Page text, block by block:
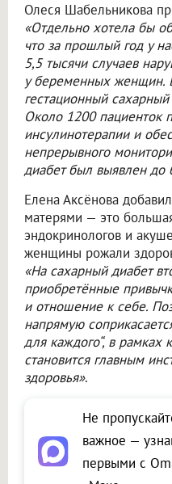
Олеся Шабельникова
«Отдельно хотела бы
что за прошлый год у
5,5 тысячи случаев
у беременных женщин.
гестационный сахарный
Около 1200 пациенток
инсулинотерапии и
непрерывного
диабет был выявлен до
Елена Аксёнова
матерями — это
эндокринологов и
женщины рожали
«На сахарный диабет
приобретённые
и отношение к себе.
напрямую
для каждого“, в рамках
становится главным
здоровья».
Не
важное —
первыми с